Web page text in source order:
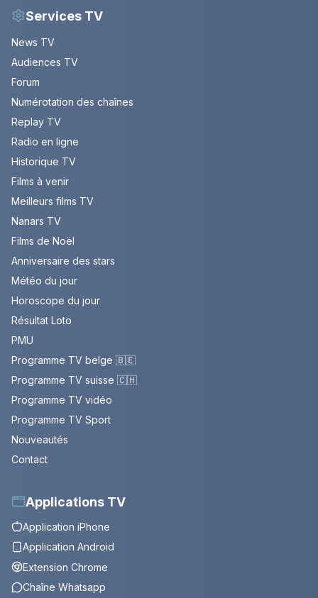
Services TV
News TV
Audiences TV
Forum
Numérotation des chaînes
Replay TV
Radio en ligne
Historique TV
Films à venir
Meilleurs films TV
Nanars TV
Films de Noël
Anniversaire des stars
Météo du jour
Horoscope du jour
Résultat Loto
PMU
Programme TV belge 🇧🇪
Programme TV suisse 🇨🇭
Programme TV vidéo
Programme TV Sport
Nouveautés
Contact
Applications TV
Application iPhone
Application Android
Extension Chrome
Chaîne Whatsapp